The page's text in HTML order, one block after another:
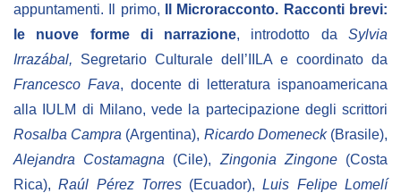
appuntamenti. Il primo,
Il Microracconto. Racconti brevi:
le nuove forme di narrazione, introdotto daSylvia
Irrazábal, Segretario Culturale dell’IILA e coordinato da
Francesco Fava, docente di letteratura ispanoamericana
alla IULM di Milano, vede la partecipazione degli scrittori
Rosalba Campra (Argentina), Ricardo Domeneck(Brasile),
Alejandra Costamagna (Cile), Zingonia Zingone(Costa
Rica),Raúl Pérez Torres(Ecuador),Luis Felipe Lomelí